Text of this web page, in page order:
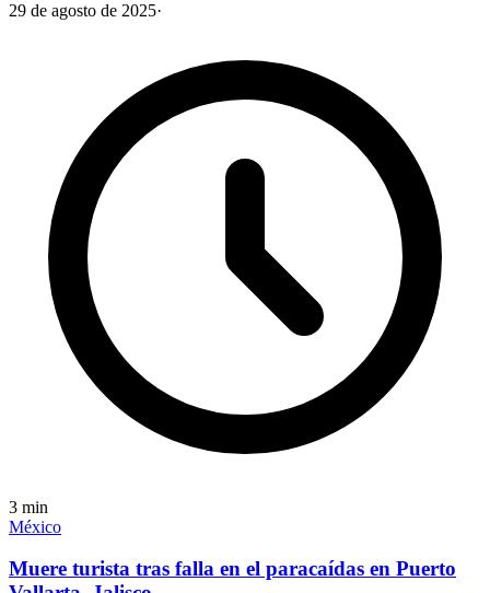
29 de agosto de 2025·
3 min
México
Muere turista tras falla en el paracaídas en Puerto